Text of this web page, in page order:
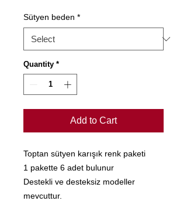
Sütyen beden *
Quantity *
Add to Cart
Toptan sütyen karışık renk paketi
1 pakette 6 adet bulunur
Destekli ve desteksiz modeller
mevcuttur.